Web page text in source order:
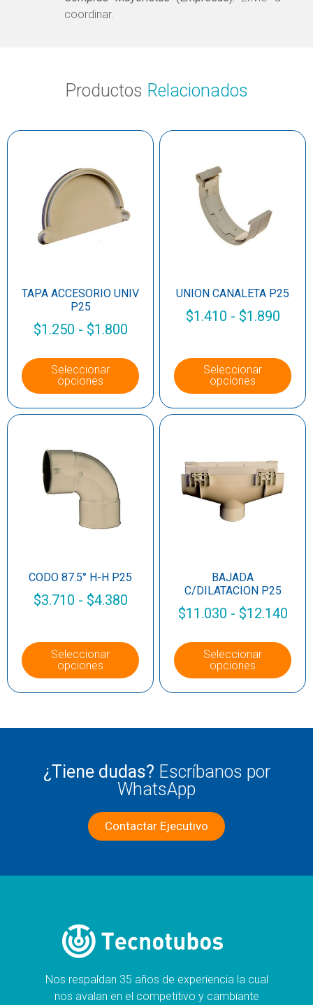
coordinar.
Productos Relacionados
TAPA ACCESORIO UNIV
P25
$1.250 - $1.800
Seleccionar
opciones
UNION CANALETA P25
$1.410 - $1.890
Seleccionar
opciones
CODO 87.5° H-H P25
$3.710 - $4.380
Seleccionar
opciones
BAJADA
C/DILATACION P25
$11.030 - $12.140
Seleccionar
opciones
¿Tiene dudas? Escríbanos por
WhatsApp
Contactar Ejecutivo
Nos respaldan 35 años de experiencia la cual
nos avalan en el competitivo y cambiante